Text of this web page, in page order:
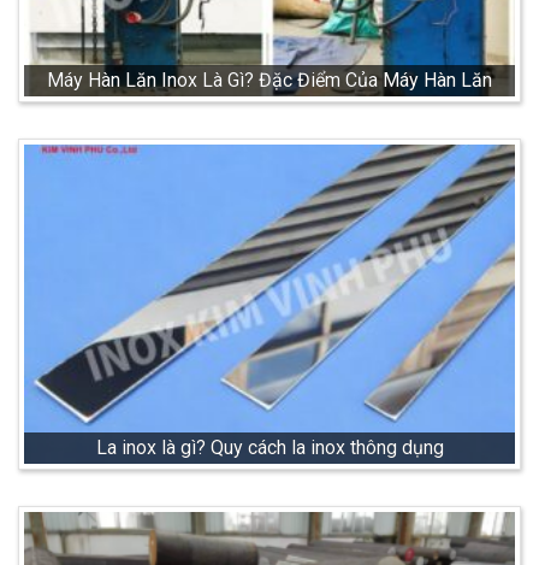
Máy Hàn Lăn Inox Là Gì? Đặc Điểm Của Máy Hàn Lăn
La inox là gì? Quy cách la inox thông dụng